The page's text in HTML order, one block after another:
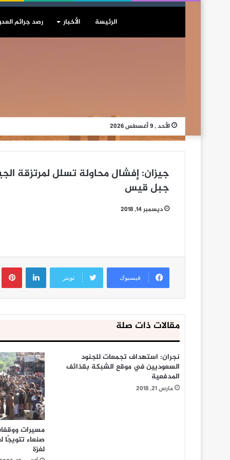
الرئيسة الأخبار رصد جرائم
الأحد , 9 أغسطس 2026
جيزان: إفشال محاولة تسلل لمرتزقة
جبل قيس
ديسمبر 14, 2018
فيسبوك تويتر
لينكدإن
مقالات ذات صلة
نجران: استهداف تجمعات للجنود
السعوديين في موقع الشبكة بقذائف
المدفعية
مارس 21, 2018
مسيرات
صنعاء تتويجًا
لغزة